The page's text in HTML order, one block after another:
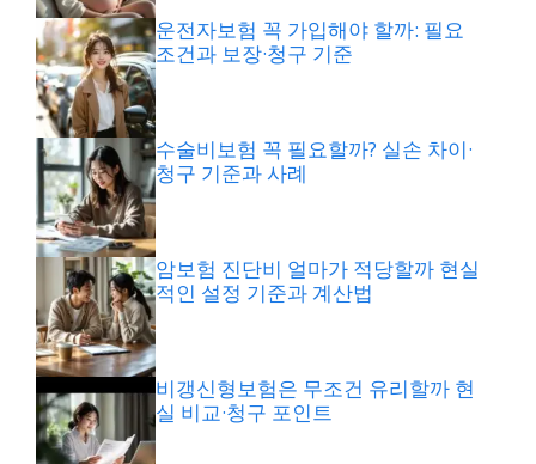
운전자보험 꼭 가입해야 할까: 필요
조건과 보장·청구 기준
수술비보험 꼭 필요할까? 실손 차이·
청구 기준과 사례
암보험 진단비 얼마가 적당할까 현실
적인 설정 기준과 계산법
비갱신형보험은 무조건 유리할까 현
실 비교·청구 포인트